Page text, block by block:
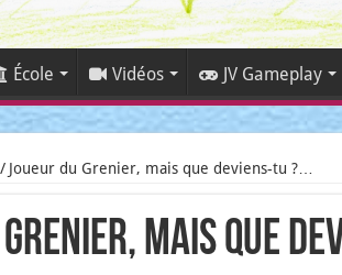
École Vidéos JV Gameplay
/ Joueur du Grenier, mais que deviens-tu ?…
mais que